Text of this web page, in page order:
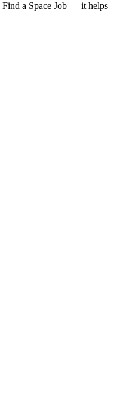
Find a Space Job — it helps